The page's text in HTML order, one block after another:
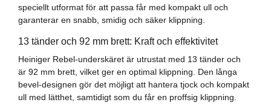
speciellt utformat för att passa får med kompakt ull och
garanterar en snabb, smidig och säker klippning.
13 tänder och 92 mm brett: Kraft och effektivitet
Heiniger Rebel-underskäret är utrustat med 13 tänder och
är 92 mm brett, vilket ger en optimal klippning. Den långa
bevel-designen gör det möjligt att hantera tjock och kompakt
ull med lätthet, samtidigt som du får en proffsig klippning.